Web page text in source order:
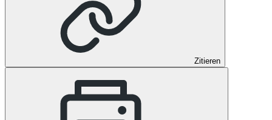
Zitieren